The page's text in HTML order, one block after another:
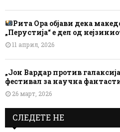
Рита Ора објави дека
„Перустија“ е дел од
11 април, 2026
„Јон Вардар против
фестивал за научна
26 март, 2026
СЛЕДЕТЕ НЕ